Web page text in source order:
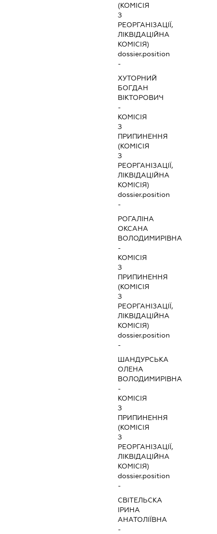
(КОМІСІЯ
З
РЕОРГАНІЗАЦІЇ,
ЛІКВІДАЦІЙНА
КОМІСІЯ)
dossier.position
-
ХУТОРНИЙ
БОГДАН
ВІКТОРОВИЧ
-
КОМІСІЯ
З
ПРИПИНЕННЯ
(КОМІСІЯ
З
РЕОРГАНІЗАЦІЇ,
ЛІКВІДАЦІЙНА
КОМІСІЯ)
dossier.position
-
РОГАЛІНА
ОКСАНА
ВОЛОДИМИРІВНА
-
КОМІСІЯ
З
ПРИПИНЕННЯ
(КОМІСІЯ
З
РЕОРГАНІЗАЦІЇ,
ЛІКВІДАЦІЙНА
КОМІСІЯ)
dossier.position
-
ШАНДУРСЬКА
ОЛЕНА
ВОЛОДИМИРІВНА
-
КОМІСІЯ
З
ПРИПИНЕННЯ
(КОМІСІЯ
З
РЕОРГАНІЗАЦІЇ,
ЛІКВІДАЦІЙНА
КОМІСІЯ)
dossier.position
-
СВІТЕЛЬСКА
ІРИНА
АНАТОЛІЇВНА
-